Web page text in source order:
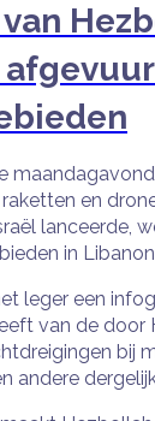
van
en
lanceerde,
in
leger een
van de door
bij
andere